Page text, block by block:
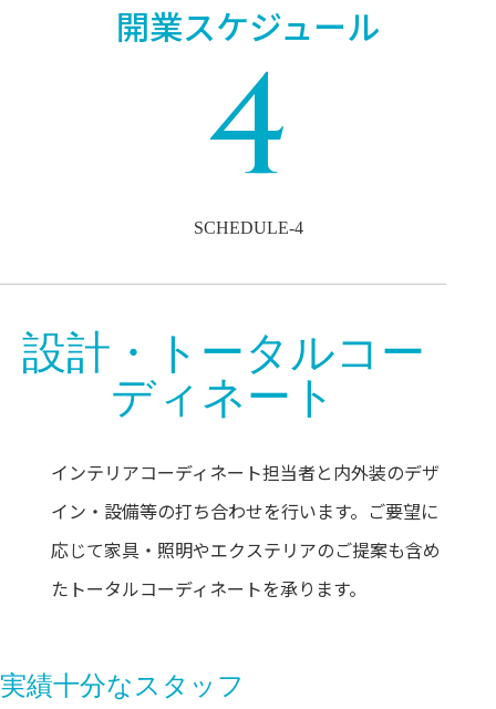
開業スケジュール
4
SCHEDULE-4
設計・トータルコー
ディネート
インテリアコーディネート担当者と内外装のデザ
イン・設備等の打ち合わせを行います。ご要望に
応じて家具・照明やエクステリアのご提案も含め
たトータルコーディネートを承ります。
実績十分なスタッフ